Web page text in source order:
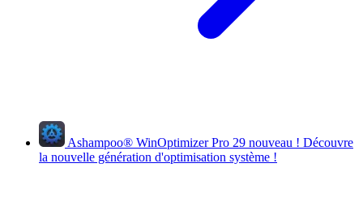
Ashampoo® WinOptimizer Pro 29 nouveau ! Découvre
la nouvelle génération d'optimisation système !